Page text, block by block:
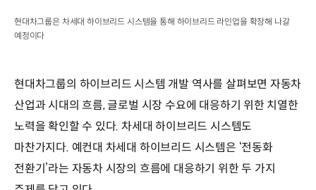
현대차그룹은 차세대 하이브리드 시스템을 통해 하이브리드 라인업을 확장해 나갈
예정이다
현대차그룹의 하이브리드 시스템 개발 역사를 살펴보면 자동차
산업과 시대의 흐름, 글로벌 시장 수요에 대응하기 위한 치열한
노력을 확인할 수 있다. 차세대 하이브리드 시스템도
마찬가지다. 예컨대 차세대 하이브리드 시스템은 ‘전동화
전환기’라는 자동차 시장의 흐름에 대응하기 위한 두 가지